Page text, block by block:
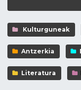
Kulturguneak
Antzerkia
Literatura